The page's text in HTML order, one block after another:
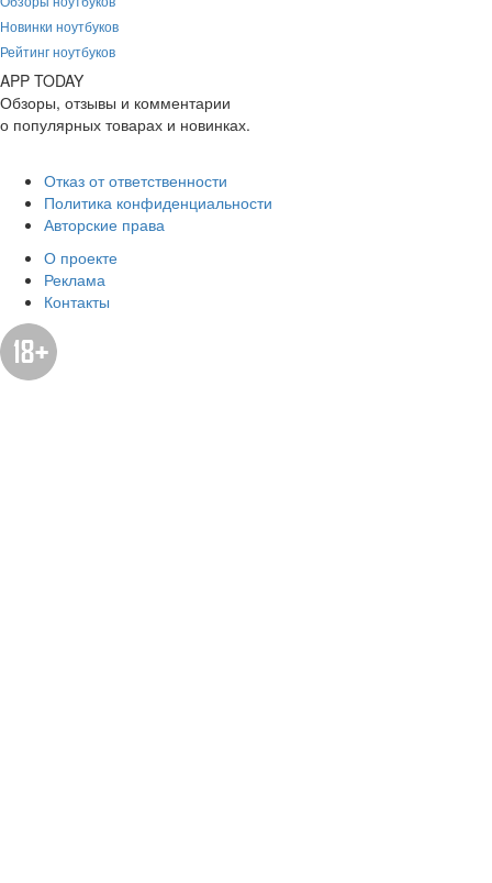
Новинки ноутбуков
Рейтинг ноутбуков
APP TODAY
Обзоры, отзывы и комментарии
о популярных товарах и новинках.
Отказ от ответственности
Политика конфиденциальности
Авторские права
О проекте
Реклама
Контакты